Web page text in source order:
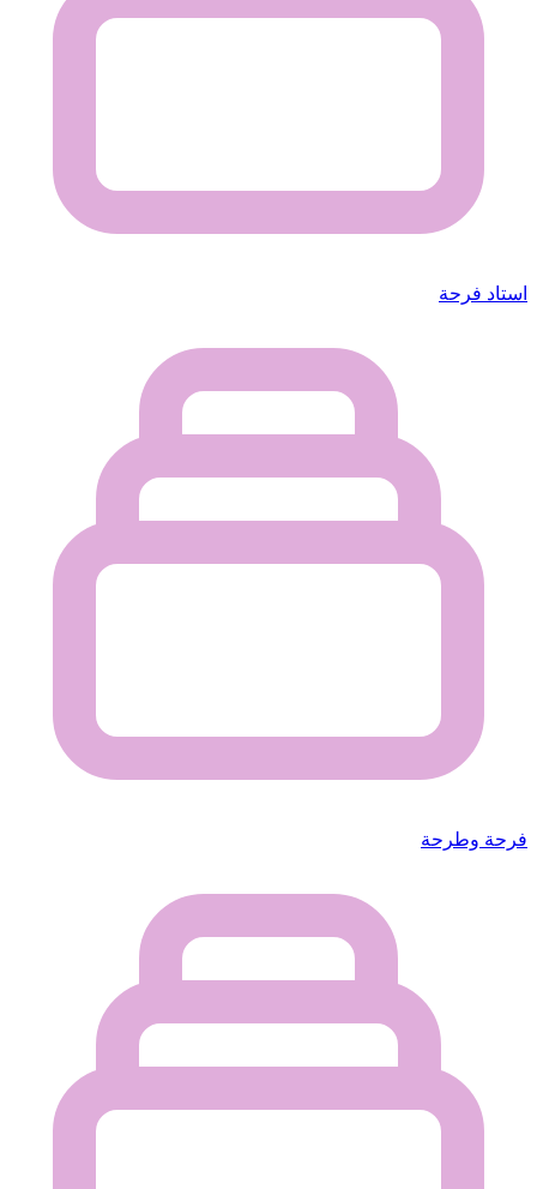
استاد فرحة
فرحة وطرحة